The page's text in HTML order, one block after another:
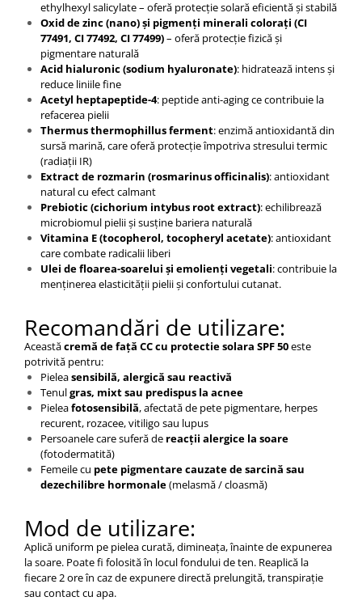
ethylhexyl salicylate – oferă protecție solară eficientă și stabilă
Oxid de zinc (nano) și pigmenți minerali colorați (CI
77491, CI 77492, CI 77499)– oferă protecție fizică și
pigmentare naturală
Acid hialuronic (sodium hyaluronate): hidratează intens și
reduce liniile fine
Acetyl heptapeptide-4: peptide anti-aging ce contribuie la
refacerea pielii
Thermus thermophillus ferment: enzimă antioxidantă din
sursă marină, care oferă protecție împotriva stresului termic
(radiații IR)
Extract de rozmarin (rosmarinus officinalis): antioxidant
natural cu efect calmant
Prebiotic (cichorium intybus root extract): echilibrează
microbiomul pielii și susține bariera naturală
Vitamina E (tocopherol, tocopheryl acetate): antioxidant
care combate radicalii liberi
Ulei de floarea-soarelui și emolienți vegetali: contribuie la
menținerea elasticității pielii și confortului cutanat.
Recomandări de utilizare:
Aceastăcremă de față CC cu protectie solara SPF 50este
potrivită pentru:
Pieleasensibilă, alergică sau reactivă
Tenulgras, mixt sau predispus la acnee
Pieleafotosensibilă, afectată de pete pigmentare, herpes
recurent, rozacee, vitiligo sau lupus
Persoanele care suferă de reacții alergice la soare
(fotodermatită)
Femeile cu pete pigmentare cauzate de sarcină sau
dezechilibre hormonale(melasmă / cloasmă)
Mod de utilizare:
Aplică uniform pe pielea curată, dimineața, înainte de expunerea
la soare. Poate fi folosită în locul fondului de ten. Reaplică la
fiecare 2 ore în caz de expunere directă prelungită, transpirație
sau contact cu apa.